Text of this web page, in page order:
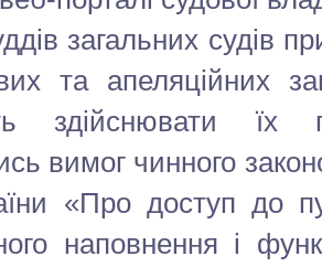
загальних судів
та апеляційних
здійснювати їх
вимог чинного
«Про доступ до
наповнення і